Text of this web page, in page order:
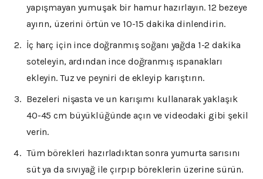
yapışmayan yumuşak bir hamur hazırlayın. 12 bezeye
ayırın, üzerini örtün ve 10-15 dakika dinlendirin.
İç harç için ince doğranmış soğanı yağda 1-2 dakika
soteleyin, ardından ince doğranmış ıspanakları
ekleyin. Tuz ve peyniri de ekleyip karıştırın.
Bezeleri nişasta ve un karışımı kullanarak yaklaşık
40-45 cm büyüklüğünde açın ve videodaki gibi şekil
verin.
Tüm börekleri hazırladıktan sonra yumurta sarısını
süt ya da sıvıyağ ile çırpıp böreklerin üzerine sürün.